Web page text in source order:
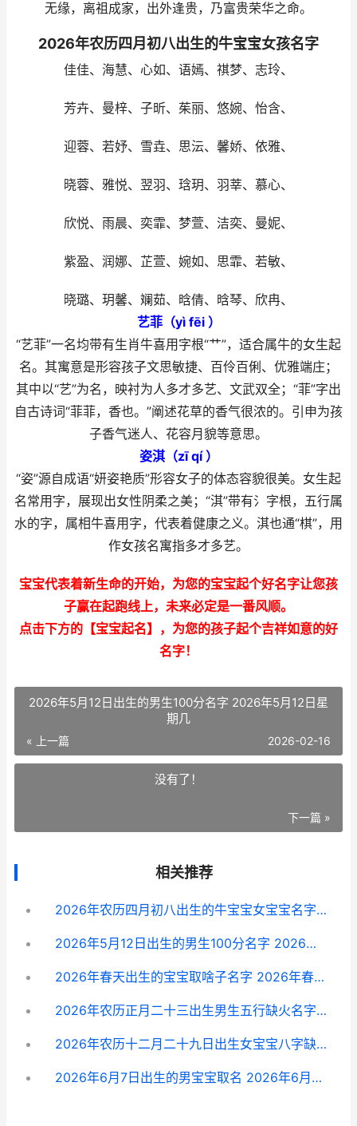
无缘，离祖成家，出外逢贵，乃富贵荣华之命。
2026年农历四月初八出生的牛宝宝女孩名字
佳佳、海慧、心如、语嫣、祺梦、志玲、
芳卉、曼梓、子昕、茱丽、悠婉、怡含、
迎蓉、若妤、雪垚、思沄、馨娇、依雅、
晓蓉、雅悦、翌羽、琀玥、羽莘、慕心、
欣悦、雨晨、奕霏、梦萱、洁奕、曼妮、
紫盈、润娜、芷萱、婉如、思霏、若敏、
晓璐、玥馨、斓茹、晗倩、晗琴、欣冉、
艺菲（yì fēi ）
“艺菲”一名均带有生肖牛喜用字根“艹”，适合属牛的女生起
名。其寓意是形容孩子文思敏捷、百伶百俐、优雅端庄；
其中以“艺”为名，映衬为人多才多艺、文武双全；“菲”字出
自古诗词“菲菲，香也。”阐述花草的香气很浓的。引申为孩
子香气迷人、花容月貌等意思。
姿淇（zī qí ）
“姿”源自成语“妍姿艳质”形容女子的体态容貌很美。女生起
名常用字，展现出女性阴柔之美；“淇”带有氵字根，五行属
水的字，属相牛喜用字，代表着健康之义。淇也通“棋”，用
作女孩名寓指多才多艺。
宝宝代表着新生命的开始，为您的宝宝起个好名字让您孩
子赢在起跑线上，未来必定是一番风顺。
点击下方的【宝宝起名】，为您的孩子起个吉祥如意的好
名字！
2026年5月12日出生的男生100分名字 2026年5月12日星
期几
« 上一篇 2026-02-16
没有了！
下一篇 »
相关推荐
2026年农历四月初八出生的牛宝宝女宝宝名字锦集 2026年农历四月十一是什么命
2026年5月12日出生的男生100分名字 2026年5月12日星期几
2026年春天出生的宝宝取啥子名字 2026年春天出生的女孩名字
2026年农历正月二十三出生男生五行缺火名字好听又有意义 2026年农历正月二十六能动土建房
2026年农历十二月二十九日出生女宝宝八字缺火文雅名字 2026年农历十二月十六搬新家好吗
2026年6月7日出生的男宝宝取名 2026年6月7日出生的宝宝是什么星座